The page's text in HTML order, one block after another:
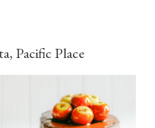
Pacific Place